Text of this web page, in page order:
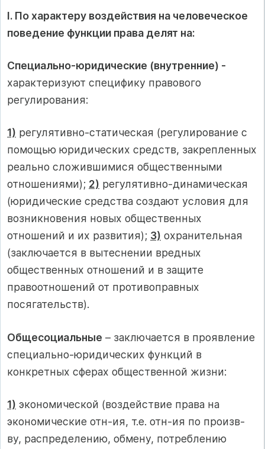
I. По характеру воздействия на человеческое
поведение функции права делят на:
Специально-юридические (внутренние) -
характеризуют специфику правового
регулирования:
1) регулятивно-статическая (регулирование с
помощью юридических средств, закрепленных
реально сложившимися общественными
отношениями); 2) регулятивно-динамическая
(юридические средства создают условия для
возникновения новых общественных
отношений и их развития); 3) охранительная
(заключается в вытеснении вредных
общественных отношений и в защите
правоотношений от противоправных
посягательств).
Общесоциальные – заключается в проявление
специально-юридических функций в
конкретных сферах общественной жизни:
1) экономической (воздействие права на
экономические отн-ия, т.е. отн-ия по произв-
ву, распределению, обмену, потреблению